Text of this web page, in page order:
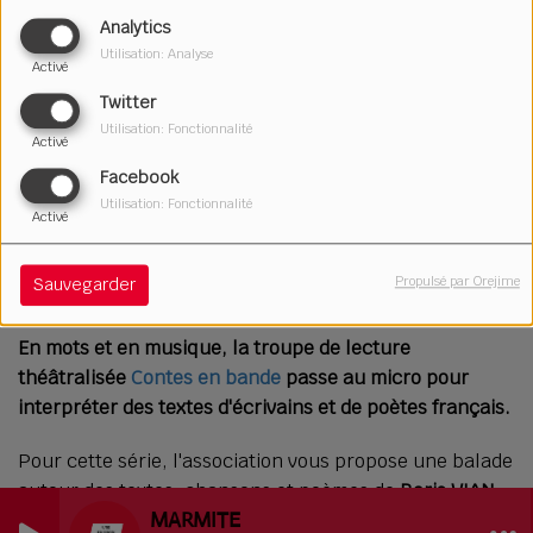
Analytics
Activé
Utilisation: Analyse
Twitter
Activé
Utilisation: Fonctionnalité
Facebook
Activé
Utilisation: Fonctionnalité
Sauvegarder Propulsé par Orejime
MARMITE
21 juillet 2021
Écouter le podcast
Télécharger le podcast
En mots et en musique, la troupe de lecture
théâtralisée Contes en bande passe au micro pour
interpréter des textes d'écrivains et de poètes français.
Pour cette série, l'association vous propose une balade
autour des textes, chansons et poèmes deBoris VIAN